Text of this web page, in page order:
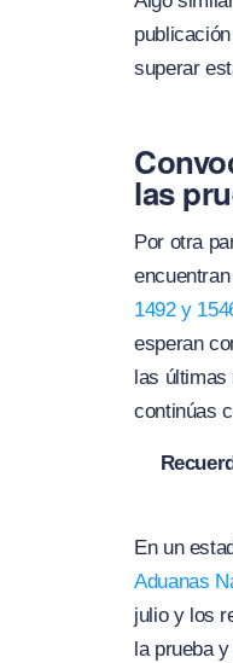
superar
las
Por otra
1492 y
esperan
las
continúas
En un
Aduanas
julio y los
la prueba